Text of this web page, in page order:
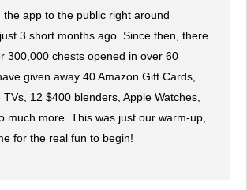
the app to the public right around
3 short months ago. Since then, there
300,000 chests opened in over 60
given away 40 Amazon Gift Cards,
12 $400 blenders, Apple Watches,
much more. This was just our warm-up,
for the real fun to begin!